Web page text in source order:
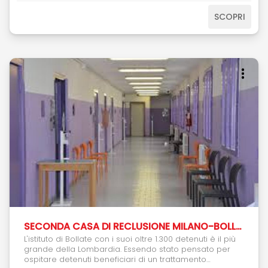
SCOPRI
SECONDA CASA DI RECLUSIONE MILANO-BOLLATE
L'istituto di Bollate con i suoi oltre 1.300 detenuti è il più
grande della Lombardia. Essendo stato pensato per
ospitare detenuti beneficiari di un trattamento